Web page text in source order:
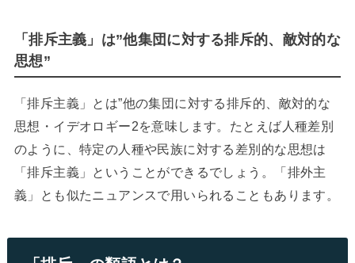
「排斥主義」は”他集団に対する排斥的、敵対的な
思想”
「排斥主義」とは”他の集団に対する排斥的、敵対的な
思想・イデオロギー2を意味します。たとえば人種差別
のように、特定の人種や民族に対する差別的な思想は
「排斥主義」ということができるでしょう。「排外主
義」とも似たニュアンスで用いられることもあります。